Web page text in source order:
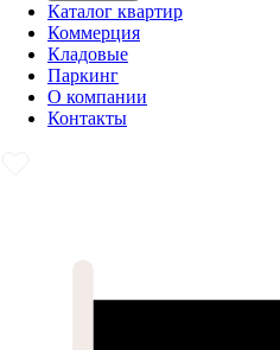
Каталог квартир
Коммерция
Кладовые
Паркинг
О компании
Контакты